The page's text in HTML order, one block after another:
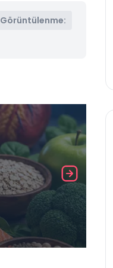
Görüntülenme: